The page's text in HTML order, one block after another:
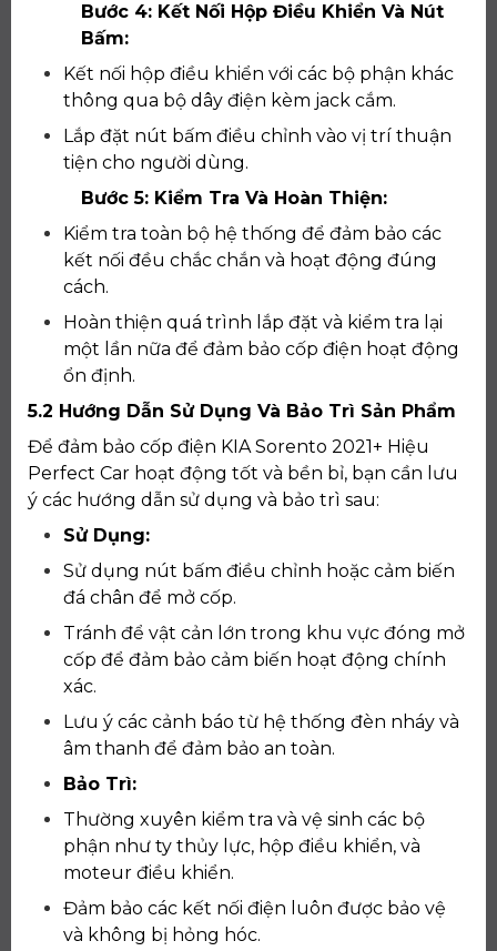
Bước 4: Kết Nối Hộp Điều Khiển Và Nút
Bấm:
Kết nối hộp điều khiển với các bộ phận khác
thông qua bộ dây điện kèm jack cắm.
Lắp đặt nút bấm điều chỉnh vào vị trí thuận
tiện cho người dùng.
Bước 5: Kiểm Tra Và Hoàn Thiện:
Kiểm tra toàn bộ hệ thống để đảm bảo các
kết nối đều chắc chắn và hoạt động đúng
cách.
Hoàn thiện quá trình lắp đặt và kiểm tra lại
một lần nữa để đảm bảo cốp điện hoạt động
ổn định.
5.2 Hướng Dẫn Sử Dụng Và Bảo Trì Sản Phẩm
Để đảm bảo cốp điện KIA Sorento 2021+ Hiệu
Perfect Car hoạt động tốt và bền bỉ, bạn cần lưu
ý các hướng dẫn sử dụng và bảo trì sau:
Sử Dụng:
Sử dụng nút bấm điều chỉnh hoặc cảm biến
đá chân để mở cốp.
Tránh để vật cản lớn trong khu vực đóng mở
cốp để đảm bảo cảm biến hoạt động chính
xác.
Lưu ý các cảnh báo từ hệ thống đèn nháy và
âm thanh để đảm bảo an toàn.
Bảo Trì:
Thường xuyên kiểm tra và vệ sinh các bộ
phận như ty thủy lực, hộp điều khiển, và
moteur điều khiển.
Đảm bảo các kết nối điện luôn được bảo vệ
và không bị hỏng hóc.